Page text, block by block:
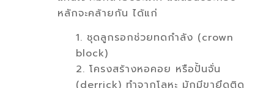
หลักจะคล้ายกัน ได้แก่
1. ชุดลูกรอกช่วยทดกำลัง (crown
block)
2. โครงสร้างหอคอย หรือปั้นจั่น
(derrick) ทำจากโลหะ มักมีขายึดติด